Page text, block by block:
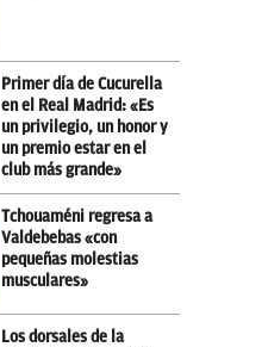
Primer día de Cucurella
en el Real Madrid: «Es
un privilegio, un honor y
un premio estar en el
club más grande»
Tchouaméni regresa a
Valdebebas «con
pequeñas molestias
musculares»
Los dorsales de la